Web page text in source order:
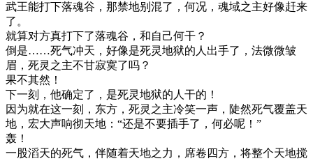
武王能打下落魂谷，那禁地别混了，何况，魂域之主好像赶来
了。
就算对方真打下了落魂谷，和自己何干？
倒是……死气冲天，好像是死灵地狱的人出手了，法微微皱
眉，死灵之主不甘寂寞了吗？
果不其然！
下一刻，他确定了，是死灵地狱的人干的！
因为就在这一刻，东方，死灵之主冷笑一声，陡然死气覆盖天
地，宏大声响彻天地：“还是不要插手了，何必呢！”
轰！
一股滔天的死气，伴随着天地之力，席卷四方，将整个天地搅